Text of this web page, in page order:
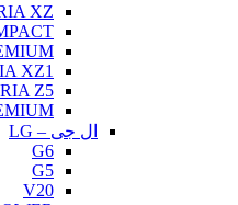
XZ
XZ1
Z5
ال جی – LG
G6
G5
V20